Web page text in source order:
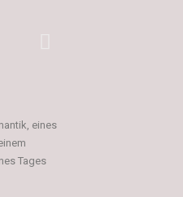
eines
Tages